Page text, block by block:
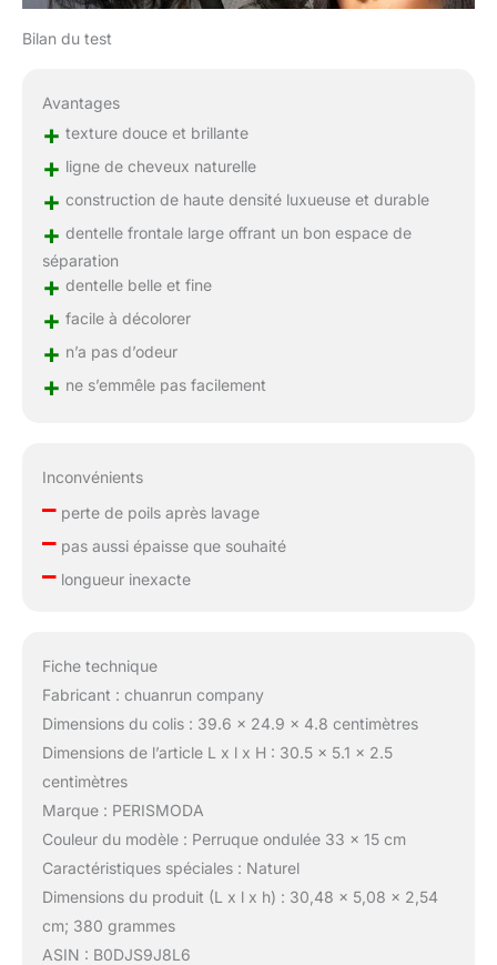
Bilan du test
Avantages
+ texture douce et brillante
+ ligne de cheveux naturelle
+ construction de haute densité luxueuse et durable
+ dentelle frontale large offrant un bon espace de
séparation
+ dentelle belle et fine
+ facile à décolorer
+ n’a pas d’odeur
+ ne s’emmêle pas facilement
Inconvénients
–perte de poils après lavage
–pas aussi épaisse que souhaité
–longueur inexacte
Fiche technique
Fabricant : chuanrun company
Dimensions du colis : 39.6 x 24.9 x 4.8 centimètres
Dimensions de l’article L x l x H : 30.5 x 5.1 x 2.5
centimètres
Marque : PERISMODA
Couleur du modèle : Perruque ondulée 33 x 15 cm
Caractéristiques spéciales : Naturel
Dimensions du produit (L x l x h) : 30,48 x 5,08 x 2,54
cm; 380 grammes
ASIN : B0DJS9J8L6